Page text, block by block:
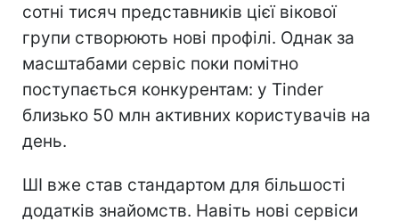
сотні тисяч представників цієї вікової
групи створюють нові профілі. Однак за
масштабами сервіс поки помітно
поступається конкурентам: у Tinder
близько 50 млн активних користувачів на
день.
ШІ вже став стандартом для більшості
додатків знайомств. Навіть нові сервіси